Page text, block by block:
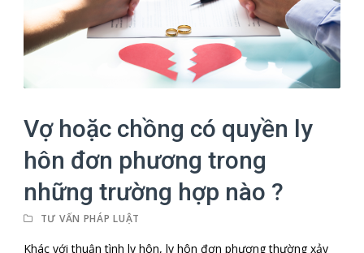
Vợ hoặc chồng có quyền ly
hôn đơn phương trong
những trường hợp nào ?
TƯ VẤN PHÁP LUẬT
Khác với thuận tình ly hôn, ly hôn đơn phương thường xảy